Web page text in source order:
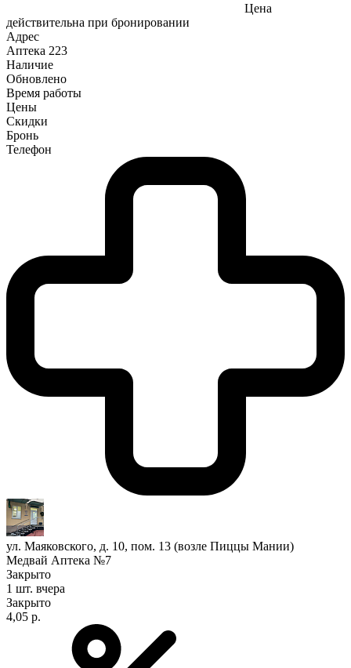
Цена
действительна при бронировании
Адрес
Аптека 223
Наличие
Обновлено
Время работы
Цены
Скидки
Бронь
Телефон
ул. Маяковского, д. 10, пом. 13 (возле Пиццы Мании)
Медвай Аптека №7
Закрыто
1 шт. вчера
Закрыто
4,05 р.